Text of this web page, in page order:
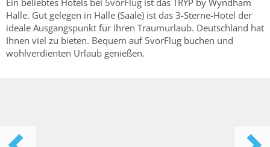
Ein beliebtes Hotels bei 5vorFlug ist das TRYP by Wyndham
Halle. Gut gelegen in Halle (Saale) ist das 3-Sterne-Hotel der
ideale Ausgangspunkt für Ihren Traumurlaub. Deutschland hat
Ihnen viel zu bieten. Bequem auf 5vorFlug buchen und
wohlverdienten Urlaub genießen.